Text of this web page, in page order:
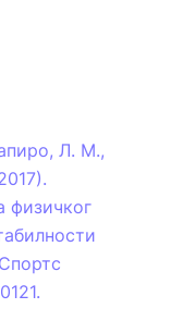
Л. М.,
физичког